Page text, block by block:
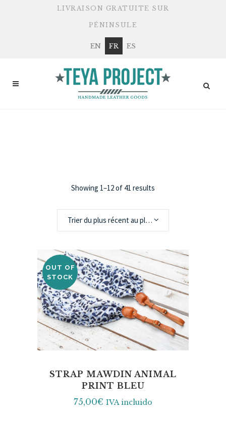
LIVRAISON GRATUITE SUR
PÉNINSULE
EN FR ES
Showing 1–12 of 41 results
Trier du plus récent au plus ancien
OUT OF
STOCK
STRAP MAWDIN ANIMAL
PRINT BLEU
75,00€ IVA incluido